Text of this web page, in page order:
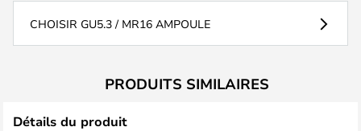
CHOISIR GU5.3 / MR16 AMPOULE
PRODUITS SIMILAIRES
Détails du produit